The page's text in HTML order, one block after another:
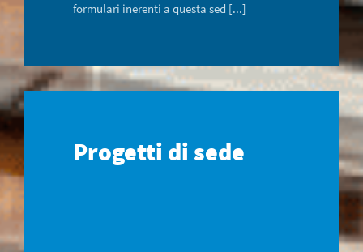
formulari inerenti a questa sed [...]
Progetti di sede